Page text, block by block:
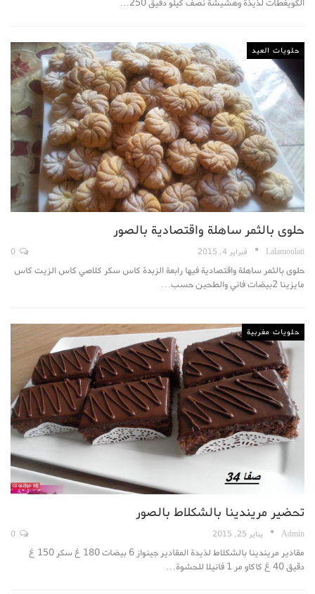
الكويغطات لذيذة وهشيشة نصف كيلو دقيق 250…
حلويات العيد
حلوى بالثمر ساهلة واقتصادية بالصور
Lalamoulati فبراير 4, 2015
حلوى بالثمر ساهلة واقتصادية فيها رابعة الزبدة كاس سكر كلاصي كاس الزيت كاس
مايزينا 2بيضات فاني والطحين حسب…
حلويات مغربية
تحضير مريندينا بالشكلاط بالصور
Admin يناير 25, 2015
مقادير مريندينا بالشكلاط لذيدة المقادير جينواز 6 بيضات 180 غ سكر 150 غ
دقيق 40 غ كاكاو مر 1 فانيلا للحشوة…